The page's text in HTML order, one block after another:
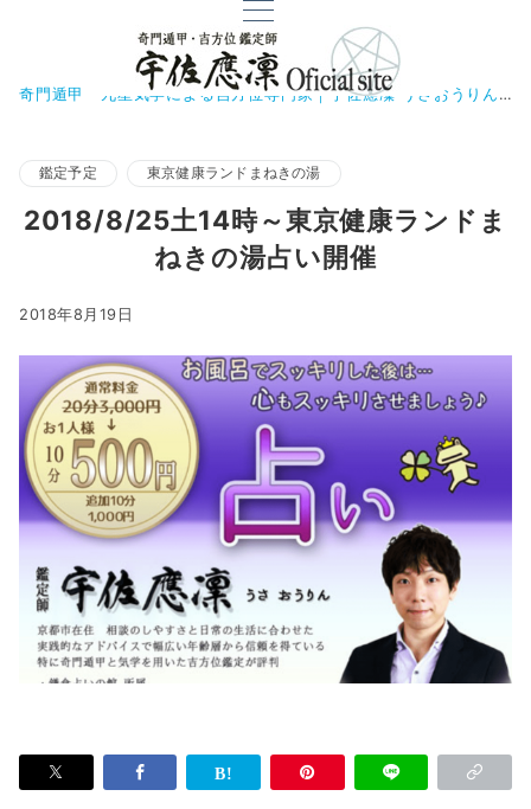
奇門遁甲・九星気学による吉方位専門家｜宇佐應凜 うさおうりん
鑑定予定 東京健康ランドまねきの湯
2018/8/25土14時～東京健康ランドま
ねきの湯占い開催
2018年8月19日